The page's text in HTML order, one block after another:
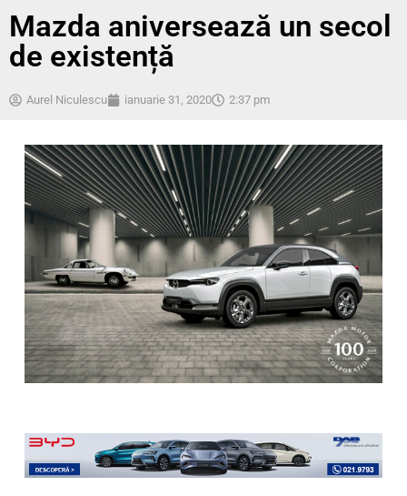
Mazda aniversează un secol
de existență
Aurel Niculescu ianuarie 31, 2020 2:37 pm